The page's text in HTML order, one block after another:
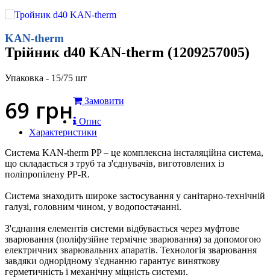
KAN-therm
Трійник d40 KAN-therm (1209257005)
Упаковка - 15/75 шт
69 грн
Замовити
Опис
Характеристики
Система KAN-therm PP – це комплексна інсталяційна система,
що складається з труб та з'єднувачів, виготовлених із
поліпропілену PP-R.
Система знаходить широке застосування у санітарно-технічній
галузі, головним чином, у водопостачанні.
З'єднання елементів системи відбувається через муфтове
зварювання (поліфузійне термічне зварювання) за допомогою
електричних зварювальних апаратів. Технологія зварювання
завдяки однорідному з'єднанню гарантує виняткову
герметичність і механічну міцність системи.